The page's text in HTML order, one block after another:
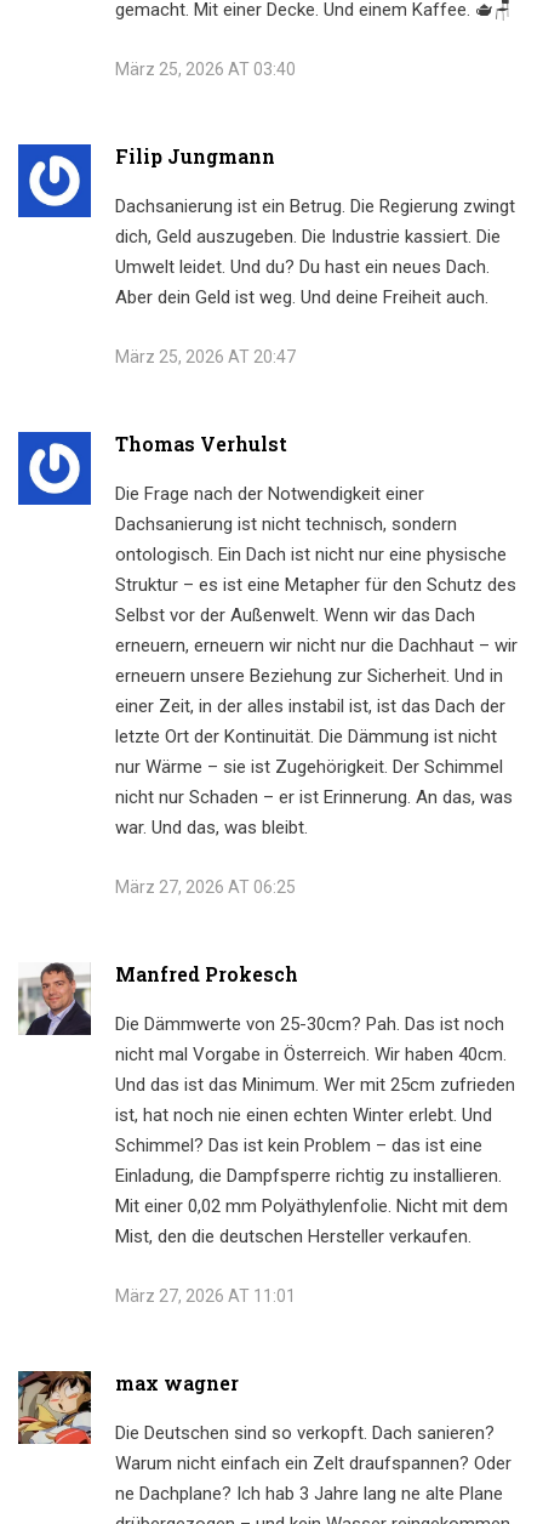
gemacht. Mit einer Decke. Und einem Kaffee. 🫖🪑
März 25, 2026 AT 03:40
Filip Jungmann
Dachsanierung ist ein Betrug. Die Regierung zwingt
dich, Geld auszugeben. Die Industrie kassiert. Die
Umwelt leidet. Und du? Du hast ein neues Dach.
Aber dein Geld ist weg. Und deine Freiheit auch.
März 25, 2026 AT 20:47
Thomas Verhulst
Die Frage nach der Notwendigkeit einer
Dachsanierung ist nicht technisch, sondern
ontologisch. Ein Dach ist nicht nur eine physische
Struktur – es ist eine Metapher für den Schutz des
Selbst vor der Außenwelt. Wenn wir das Dach
erneuern, erneuern wir nicht nur die Dachhaut – wir
erneuern unsere Beziehung zur Sicherheit. Und in
einer Zeit, in der alles instabil ist, ist das Dach der
letzte Ort der Kontinuität. Die Dämmung ist nicht
nur Wärme – sie ist Zugehörigkeit. Der Schimmel
nicht nur Schaden – er ist Erinnerung. An das, was
war. Und das, was bleibt.
März 27, 2026 AT 06:25
Manfred Prokesch
Die Dämmwerte von 25-30cm? Pah. Das ist noch
nicht mal Vorgabe in Österreich. Wir haben 40cm.
Und das ist das Minimum. Wer mit 25cm zufrieden
ist, hat noch nie einen echten Winter erlebt. Und
Schimmel? Das ist kein Problem – das ist eine
Einladung, die Dampfsperre richtig zu installieren.
Mit einer 0,02 mm Polyäthylenfolie. Nicht mit dem
Mist, den die deutschen Hersteller verkaufen.
März 27, 2026 AT 11:01
max wagner
Die Deutschen sind so verkopft. Dach sanieren?
Warum nicht einfach ein Zelt draufspannen? Oder
ne Dachplane? Ich hab 3 Jahre lang ne alte Plane